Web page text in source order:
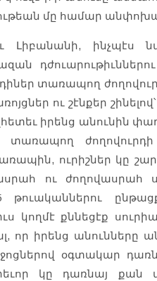
մը համար
Լիբանանի, ինչպէս
տառապող
ու շէնքեր
իրենց անունին
տառապող
ուրիշներ կը
ու ժողովասրահ
թուականներու
կողմէ քննեցէք
որ իրենց անունները
օգտակար
կը դառնայ քան